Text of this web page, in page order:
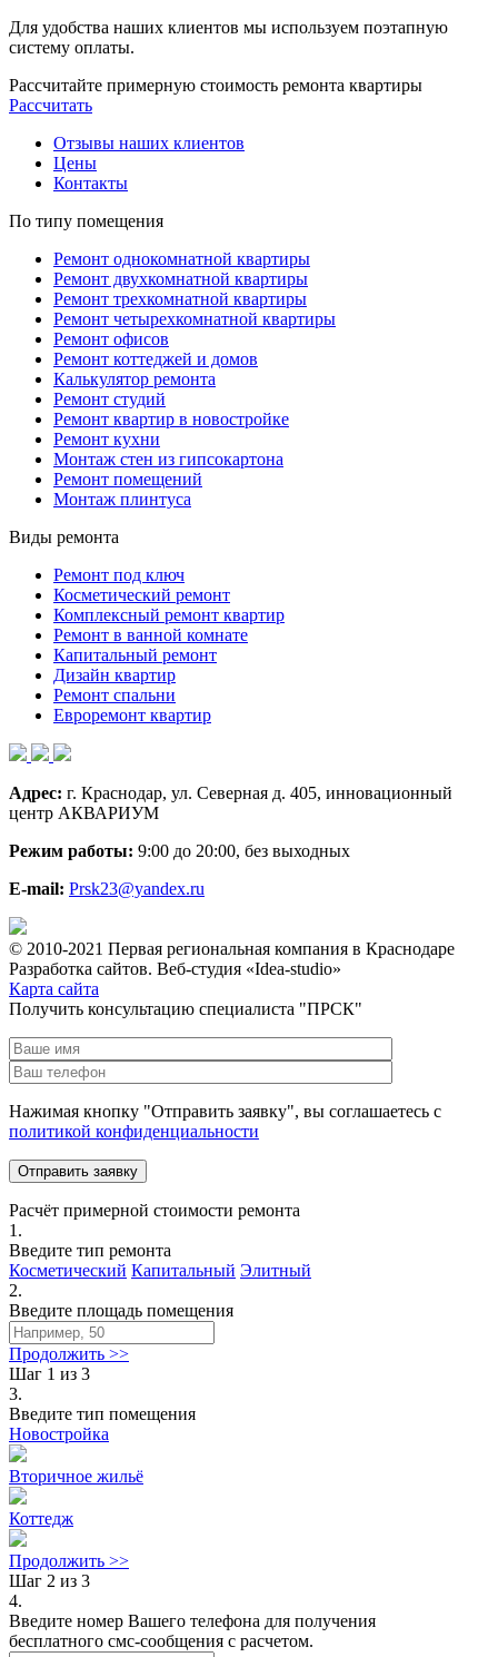
Для удобства наших клиентов мы используем поэтапную
систему оплаты.
Рассчитайте примерную стоимость ремонта квартиры
Рассчитать
Отзывы наших клиентов
Цены
Контакты
По типу помещения
Ремонт однокомнатной квартиры
Ремонт двухкомнатной квартиры
Ремонт трехкомнатной квартиры
Ремонт четырехкомнатной квартиры
Ремонт офисов
Ремонт коттеджей и домов
Калькулятор ремонта
Ремонт студий
Ремонт квартир в новостройке
Ремонт кухни
Монтаж стен из гипсокартона
Ремонт помещений
Монтаж плинтуса
Виды ремонта
Ремонт под ключ
Косметический ремонт
Комплексный ремонт квартир
Ремонт в ванной комнате
Капитальный ремонт
Дизайн квартир
Ремонт спальни
Евроремонт квартир
Адрес: г. Краснодар, ул. Северная д. 405, инновационный
центр АКВАРИУМ
Режим работы: 9:00 до 20:00, без выходных
E-mail: Prsk23@yandex.ru
© 2010-2021 Первая региональная компания в Краснодаре
Разработка сайтов. Веб-студия «Idea-studio»
Карта сайта
Получить консультацию специалиста "ПРСК"
Нажимая кнопку "Отправить заявку", вы соглашаетесь с
политикой конфиденциальности
Расчёт примерной стоимости ремонта
1.
Введите тип ремонта
Косметический Капитальный Элитный
2.
Введите площадь помещения
Продолжить >>
Шаг 1 из 3
3.
Введите тип помещения
Новостройка
Вторичное жильё
Коттедж
Продолжить >>
Шаг 2 из 3
4.
Введите номер Вашего телефона для получения
бесплатного смс-сообщения с расчетом.